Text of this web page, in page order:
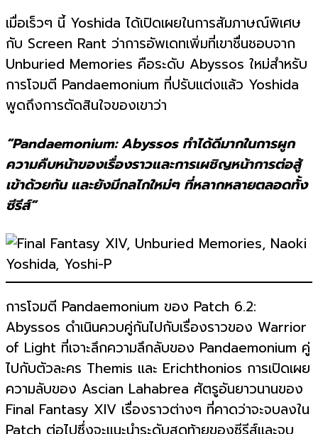
เมื่อเร็วๆ นี้ Yoshida ได้เปิดเผยในการสัมภาษณ์พิเศษ
กับ Screen Rant ว่าการอัพเดทเพิ่มที่เขาชื่นชอบจาก
Unburied Memories คือระดับ Abyssos ใหม่สำหรับ
การโจมตี Pandaemonium ที่ปรับแต่งแล้ว Yoshida
พูดถึงการตัดสินใจของเขาว่า
“Pandaemonium: Abyssos ทำได้ดีมากในการผูก
ความคืบหน้าของเรื่องราวและการเผชิญหน้าการต่อสู้
เข้าด้วยกัน และยังมีกลไกใหม่ๆ ที่หลากหลายตลอดทั้ง
ซีรีส์”
การโจมตี Pandaemonium ของ Patch 6.2:
Abyssos ดำเนินควบคู่กันไปกับเรื่องราวของ Warrior
of Light ที่เจาะลึกความลึกลับของ Pandaemonium คู่
ไปกับตัวละคร Themis และ Erichthonios การเปิดเผย
ความลับของ Ascian Lahabrea ศัตรูอันยาวนานของ
Final Fantasy XIV เรื่องราวต่างๆ ที่คาดว่าจะจบลงใน